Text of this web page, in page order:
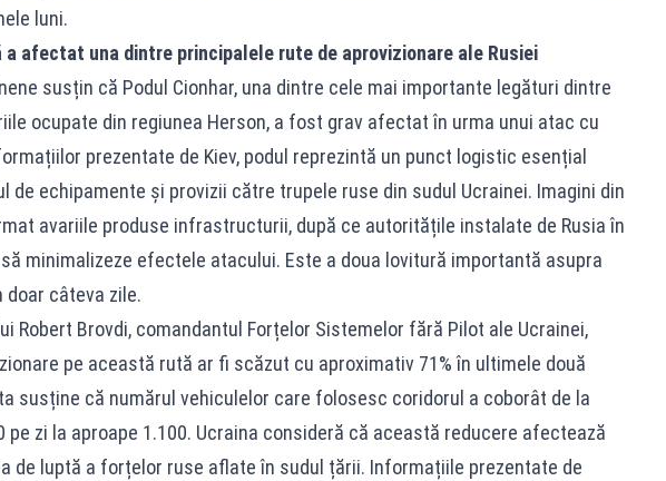
luni.
a afectat una dintre principalele rute de aprovizionare ale Rusiei
susțin că Podul Cionhar, una dintre cele mai importante legături dintre
ocupate din regiunea Herson, a fost grav afectat în urma unui atac cu
prezentate de Kiev, podul reprezintă un punct logistic esențial
de echipamente și provizii către trupele ruse din sudul Ucrainei. Imagini din
avariile produse infrastructurii, după ce autoritățile instalate de Rusia în
minimalizeze efectele atacului. Este a doua lovitură importantă asupra
câteva zile.
Robert Brovdi, comandantul Forțelor Sistemelor fără Pilot ale Ucrainei,
pe această rută ar fi scăzut cu aproximativ 71% în ultimele două
susține că numărul vehiculelor care folosesc coridorul a coborât de la
pe zi la aproape 1.100. Ucraina consideră că această reducere afectează
de luptă a forțelor ruse aflate în sudul țării. Informațiile prezentate de